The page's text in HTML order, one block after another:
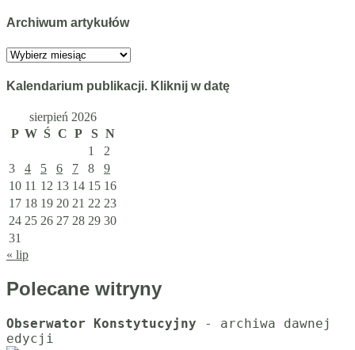
Archiwum artykułów
Archiwum
Kalendarium publikacji. Kliknij w datę
sierpień 2026
P W Ś C P S N
1
2
3
4 5 6 7 8
9
10 11 12 13 14 15 16
17 18 19 20 21 22 23
24 25 26 27 28 29 30
31
« lip
Polecane witryny
Obserwator Konstytucyjny - archiwa dawnej